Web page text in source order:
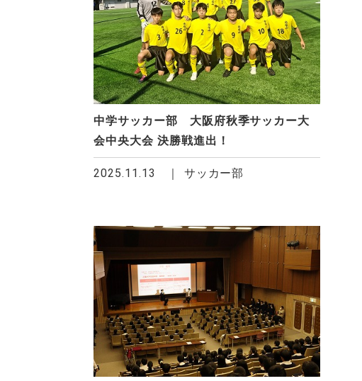
中学サッカー部 大阪府秋季サッカー大
会中央大会 決勝戦進出！
2025.11.13 サッカー部